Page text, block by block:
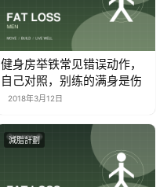
健身房举铁常见错误动作，
自己对照，别练的满身是伤
2018年3月12日
減脂計劃